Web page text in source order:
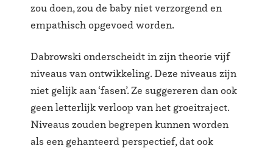
zou doen, zou de baby niet verzorgend en
empathisch opgevoed worden.
Dabrowski onderscheidt in zijn theorie vijf
niveaus van ontwikkeling. Deze niveaus zijn
niet gelijk aan ‘fasen’. Ze suggereren dan ook
geen letterlijk verloop van het groeitraject.
Niveaus zouden begrepen kunnen worden
als een gehanteerd perspectief, dat ook